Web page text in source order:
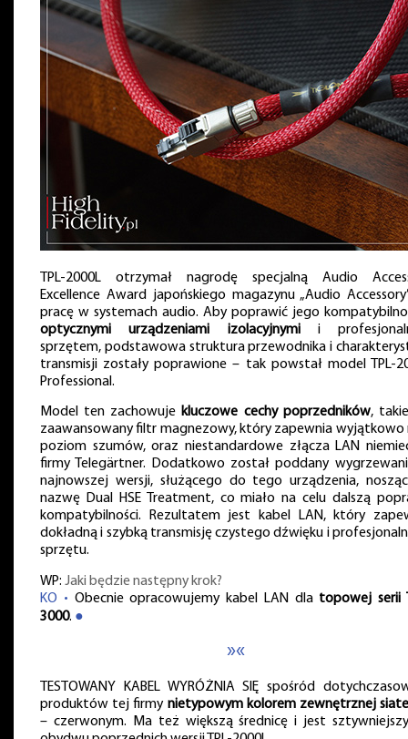
TPL-2000L otrzymał nagrodę specjalną Audio
Excellence Award japońskiego magazynu „Audio
pracę w systemach audio. Aby poprawić jego
optycznymi urządzeniami izolacyjnymii
sprzętem, podstawowa struktura przewodnika i
transmisji zostały poprawione – tak powstał model TPL-
Professional.
Model ten zachowuje kluczowe cechy poprzedników,
zaawansowany filtr magnezowy, który zapewnia wyjątkowo
poziom szumów, oraz niestandardowe złącza LAN
firmy Telegärtner. Dodatkowo został poddany
najnowszej wersji, służącego do tego urządzenia,
nazwę Dual HSE Treatment, co miało na celu dalszą
kompatybilności. Rezultatem jest kabel LAN, który
dokładną i szybką transmisję czystego dźwięku i
sprzętu.
WP: Jaki będzie następny krok?
KO • Obecnie opracowujemy kabel LAN dla topowej serii
3000. ●
»«
TESTOWANY KABEL WYRÓŻNIA SIĘ spośród
produktów tej firmy nietypowym kolorem zewnętrznej
– czerwonym. Ma też większą średnicę i jest